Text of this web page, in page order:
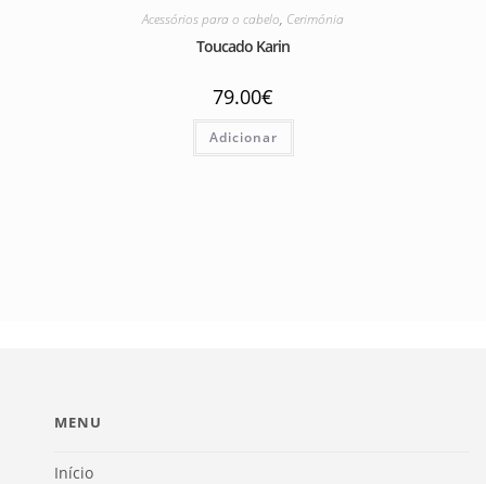
Acessórios para o cabelo, Cerimónia
Toucado Karin
79.00€
Adicionar
MENU
Início